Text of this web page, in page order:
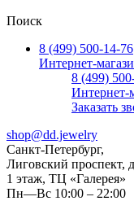
Поиск
8 (499) 500-14-76
Интернет-
8 (499)
Интернет-
Заказать
shop@dd.jewelry
Санкт-Петербург,
Лиговский проспект,
1 этаж, ТЦ «Галерея»
Пн—Вс 10:00 – 22:00